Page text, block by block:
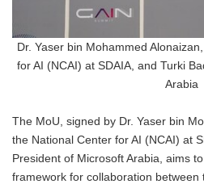
Dr. Yaser bin Mohammed
for AI (NCAI) at SDAIA, and Turki
Arabia
The MoU, signed by Dr. Yaser bin
the National Center for AI (NCAI) at
President of Microsoft Arabia, aims
framework for collaboration between